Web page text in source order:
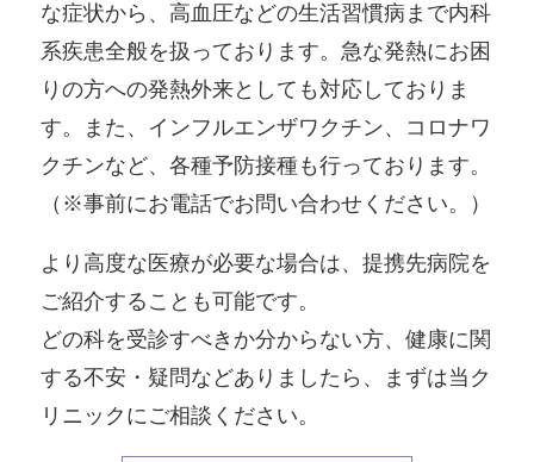
な症状から、高血圧などの生活習慣病まで内科
系疾患全般を扱っております。急な発熱にお困
りの方への発熱外来としても対応しておりま
す。また、インフルエンザワクチン、コロナワ
クチンなど、各種予防接種も行っております。
（※事前にお電話でお問い合わせください。）
より高度な医療が必要な場合は、提携先病院を
ご紹介することも可能です。
どの科を受診すべきか分からない方、健康に関
する不安・疑問などありましたら、まずは当ク
リニックにご相談ください。